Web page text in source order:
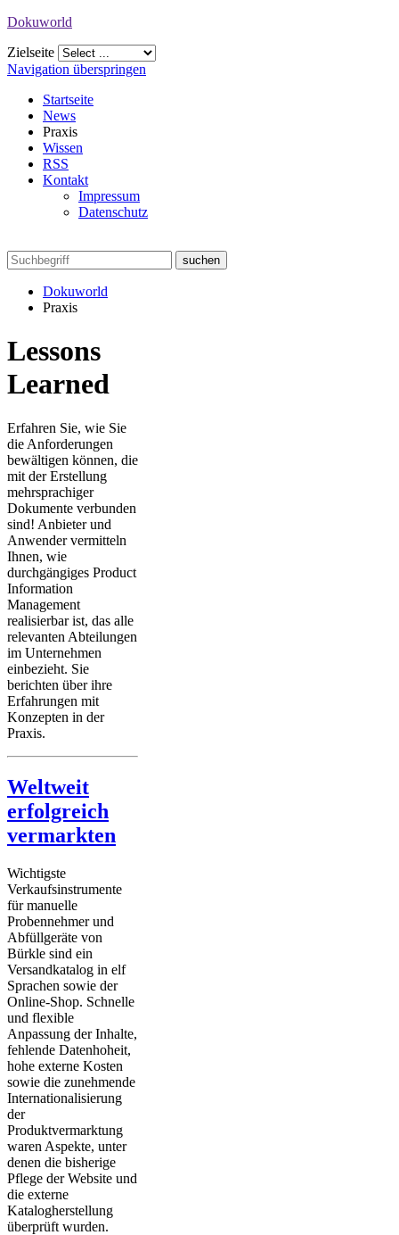
Dokuworld
Zielseite
Navigation überspringen
Startseite
News
Praxis
Wissen
RSS
Kontakt
Impressum
Datenschutz
Dokuworld
Praxis
Lessons
Learned
Erfahren Sie, wie Sie
die Anforderungen
bewältigen können, die
mit der Erstellung
mehrsprachiger
Dokumente verbunden
sind! Anbieter und
Anwender vermitteln
Ihnen, wie
durchgängiges Product
Information
Management
realisierbar ist, das alle
relevanten Abteilungen
im Unternehmen
einbezieht. Sie
berichten über ihre
Erfahrungen mit
Konzepten in der
Praxis.
Weltweit
erfolgreich
vermarkten
Wichtigste
Verkaufsinstrumente
für manuelle
Probennehmer und
Abfüllgeräte von
Bürkle sind ein
Versandkatalog in elf
Sprachen sowie der
Online-Shop. Schnelle
und flexible
Anpassung der Inhalte,
fehlende Datenhoheit,
hohe externe Kosten
sowie die zunehmende
Internationalisierung
der
Produktvermarktung
waren Aspekte, unter
denen die bisherige
Pflege der Website und
die externe
Katalogherstellung
überprüft wurden.